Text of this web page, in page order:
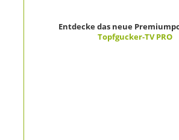
Entdecke das neue
Topfgucker-TV PRO